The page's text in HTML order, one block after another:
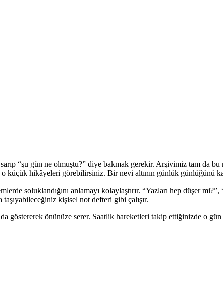
“şu gün ne olmuştu?” diye bakmak gerekir. Arşivimiz tam da
küçük hikâyeleri görebilirsiniz. Bir nevi altının günlük günlüğünü
soluklandığını anlamayı kolaylaştırır. “Yazları hep düşer
taşıyabileceğiniz kişisel not defteri gibi çalışır.
göstererek önünüze serer. Saatlik hareketleri takip ettiğinizde o